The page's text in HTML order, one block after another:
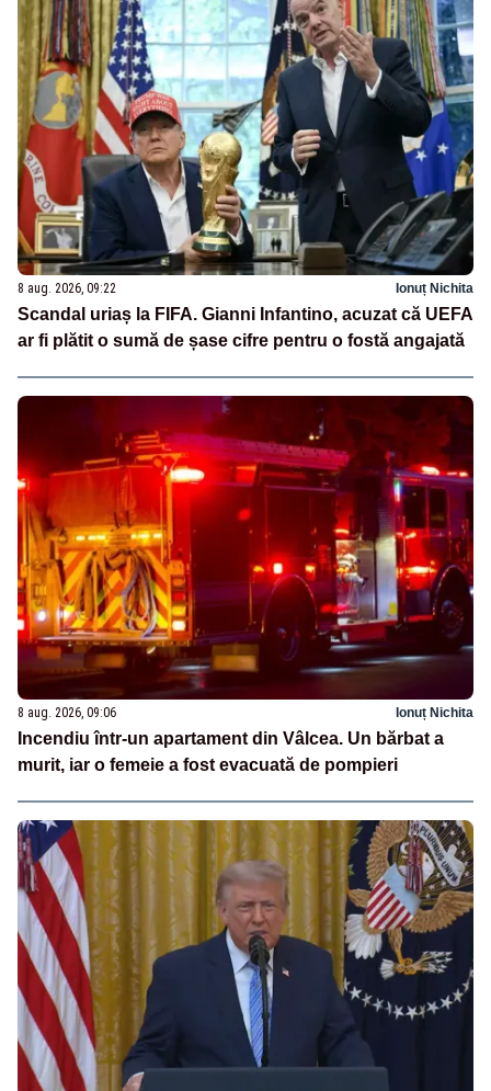
8 aug. 2026, 09:22 Ionuț Nichita
Scandal uriaș la FIFA. Gianni Infantino, acuzat că UEFA
ar fi plătit o sumă de șase cifre pentru o fostă angajată
8 aug. 2026, 09:06 Ionuț Nichita
Incendiu într-un apartament din Vâlcea. Un bărbat a
murit, iar o femeie a fost evacuată de pompieri